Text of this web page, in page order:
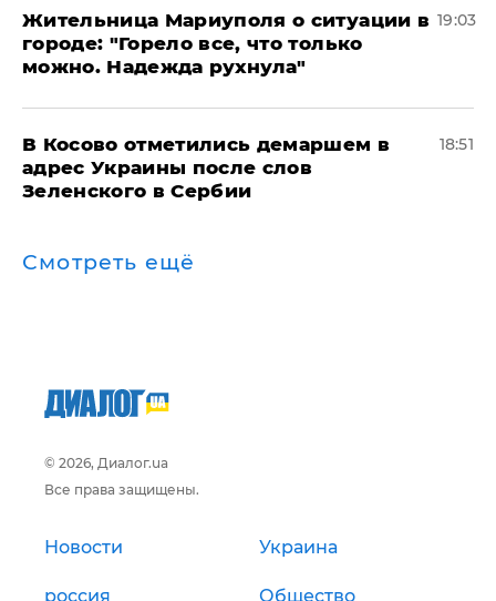
Жительница Мариуполя о ситуации в
городе: "Горело все, что только
можно. Надежда рухнула"
19:03
В Косово отметились демаршем в
адрес Украины после слов
Зеленского в Сербии
18:51
Смотреть ещё
© 2026, Диалог.ua
Все права защищены.
Новости Украина
россия Общество